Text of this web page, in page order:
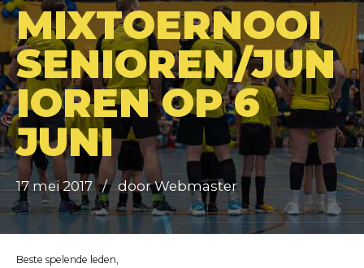
MIXTOERNOOI
SENIOREN/JUN
IOREN OP 6
JUNI
17 mei 2017 door Webmaster
Beste spelende leden,